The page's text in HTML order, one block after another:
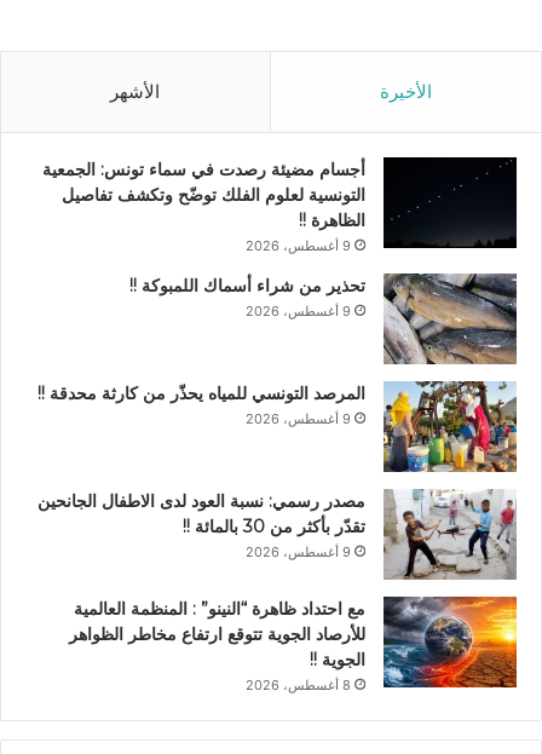
الأخيرة الأشهر
أجسام مضيئة رصدت في سماء تونس: الجمعية
التونسية لعلوم الفلك توضّح وتكشف تفاصيل
الظاهرة !!
9 أغسطس، 2026
تحذير من شراء أسماك اللمبوكة !!
9 أغسطس، 2026
المرصد التونسي للمياه يحذّر من كارثة محدقة !!
9 أغسطس، 2026
مصدر رسمي: نسبة العود لدى الاطفال الجانحين
تقدّر بأكثر من 30 بالمائة !!
9 أغسطس، 2026
مع احتداد ظاهرة “النينو” : المنظمة العالمية
للأرصاد الجوية تتوقع ارتفاع مخاطر الظواهر
الجوية !!
8 أغسطس، 2026